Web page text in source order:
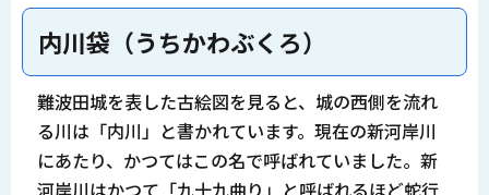
内川袋（うちかわぶくろ）
難波田城を表した古絵図を見ると、城の西側を流れ
る川は「内川」と書かれています。現在の新河岸川
にあたり、かつてはこの名で呼ばれていました。新
河岸川はかつて「九十九曲り」と呼ばれるほど蛇行